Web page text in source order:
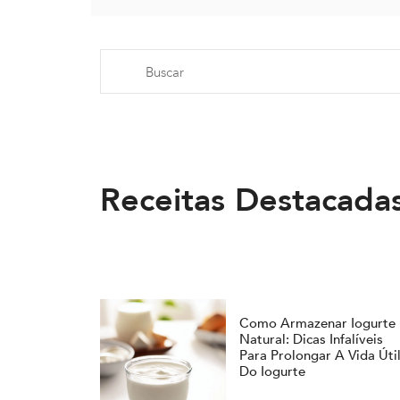
Receitas
Como Armazenar Iogurte
Natural: Dicas Infalíveis
Para Prolongar A Vida
Do Iogurte